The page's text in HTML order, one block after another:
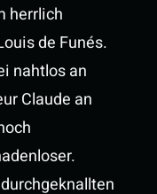
herrlich
de Funés.
nahtlos an
Claude an